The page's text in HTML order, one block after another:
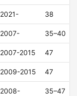
2021- 38
2007- 35–40
2007-2015 47
2009-2015 47
2008- 35–47